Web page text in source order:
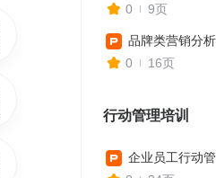
0
9页
品牌类营销分
0
16页
行动管理培训